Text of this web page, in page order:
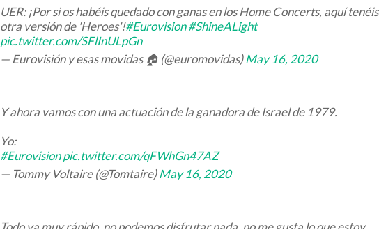
UER: ¡Por si os habéis quedado con ganas en los Home Concerts, aquí tenéis
otra versión de 'Heroes'!#Eurovision #ShineALight
pic.twitter.com/SFlInULpGn
— Eurovisión y esas movidas 🏠 (@euromovidas)May 16, 2020
Y ahora vamos con una actuación de la ganadora de Israel de 1979.
Yo:
#Eurovision pic.twitter.com/qFWhGn47AZ
— Tommy Voltaire (@Tomtaire)May 16, 2020